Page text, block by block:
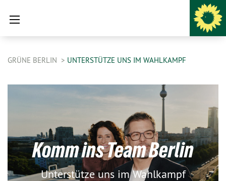
GRÜNE BERLIN UNTERSTÜTZE UNS IM WAHLKAMPF
Komm ins Team Berlin
Unterstütze uns im Wahlkampf